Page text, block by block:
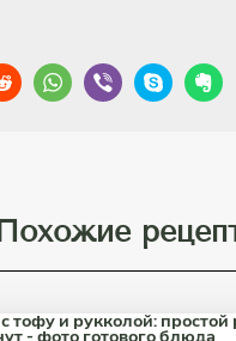
Похожие